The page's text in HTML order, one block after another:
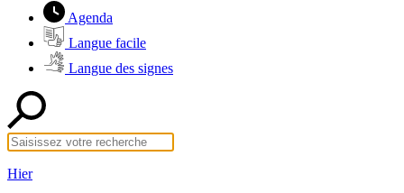
Agenda
Langue facile
Langue des signes
Hier